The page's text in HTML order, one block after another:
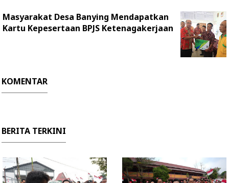
Masyarakat Desa Banying Mendapatkan
Kartu Kepesertaan BPJS Ketenagakerjaan
KOMENTAR
BERITA TERKINI